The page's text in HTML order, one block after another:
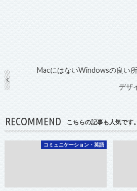
MacにはないWindowsの良い所
デザ
RECOMMEND こちらの記事も人気です。
コミュニケーション・英語